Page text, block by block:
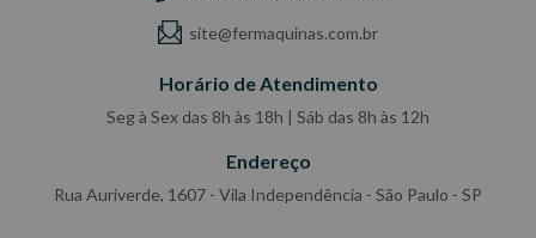
site@fermaquinas.com.br
Horário de Atendimento
Seg à Sex das 8h às 18h | Sáb das 8h às 12h
Endereço
Rua Auriverde, 1607 - Vila Independência - São Paulo - SP